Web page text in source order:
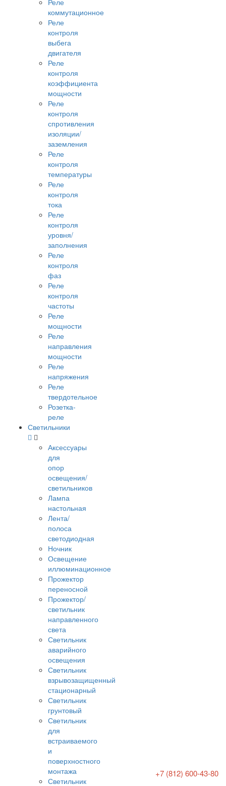
Реле
коммутационное
Реле
контроля
выбега
двигателя
Реле
контроля
коэффициента
мощности
Реле
контроля
спротивления
изоляции/
заземления
Реле
контроля
температуры
Реле
контроля
тока
Реле
контроля
уровня/
заполнения
Реле
контроля
фаз
Реле
контроля
частоты
Реле
мощности
Реле
направления
мощности
Реле
напряжения
Реле
твердотельное
Розетка-
реле
Светильники
Аксессуары
для
опор
освещения/
светильников
Лампа
настольная
Лента/
полоса
светодиодная
Ночник
Освещение
иллюминационное
Прожектор
переносной
Прожектор/
светильник
направленного
света
Светильник
аварийного
освещения
Светильник
взрывозащищенный
стационарный
Светильник
грунтовый
Светильник
для
встраиваемого
и
поверхностного
монтажа
Светильник
+7 (812) 600-43-80